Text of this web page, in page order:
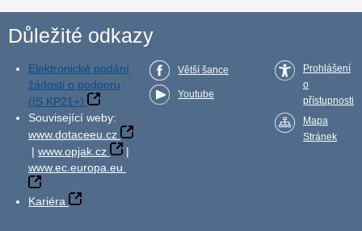
Důležité odkazy
Elektronické podání
žádosti o podporu
(IS KP21+)
Související weby:
www.dotaceeu.cz
| www.opjak.cz
|
www.ec.europa.eu
Kariéra
Větší šance
Youtube
Prohlášení
o
přístupnosti
Mapa
Stránek